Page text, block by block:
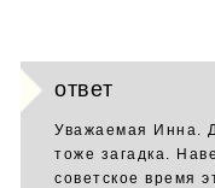
ответ
Уважаемая Инна.
тоже загадка.
советское время